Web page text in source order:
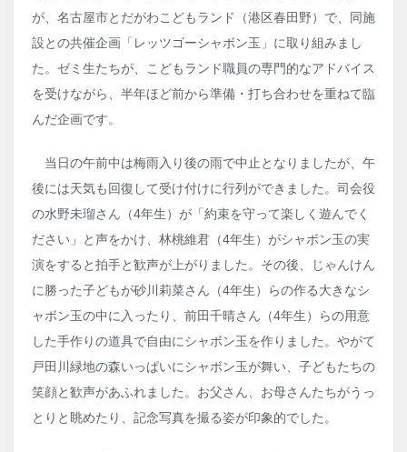
が、名古屋市とだがわこどもランド（港区春田野）で、同施
設との共催企画「レッツゴーシャボン玉」に取り組みまし
た。ゼミ生たちが、こどもランド職員の専門的なアドバイス
を受けながら、半年ほど前から準備・打ち合わせを重ねて臨
んだ企画です。
当日の午前中は梅雨入り後の雨で中止となりましたが、午
後には天気も回復して受け付けに行列ができました。司会役
の水野未瑠さん（4年生）が「約束を守って楽しく遊んでく
ださい」と声をかけ、林桃維君（4年生）がシャボン玉の実
演をすると拍手と歓声が上がりました。その後、じゃんけん
に勝った子どもが砂川莉菜さん（4年生）らの作る大きなシ
ャボン玉の中に入ったり、前田千晴さん（4年生）らの用意
した手作りの道具で自由にシャボン玉を作りました。やがて
戸田川緑地の森いっぱいにシャボン玉が舞い、子どもたちの
笑顔と歓声があふれました。お父さん、お母さんたちがうっ
とりと眺めたり、記念写真を撮る姿が印象的でした。